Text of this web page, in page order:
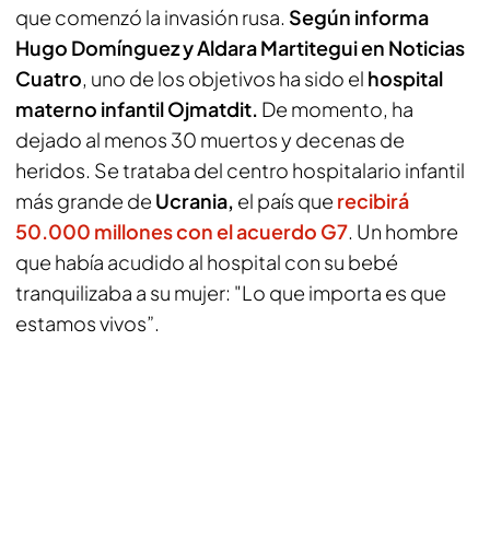
que comenzó la invasión rusa. Según informa
Hugo Domínguez y Aldara Martitegui en Noticias
Cuatro, uno de los objetivos ha sido el hospital
materno infantil Ojmatdit. De momento, ha
dejado al menos 30 muertos y decenas de
heridos. Se trataba del centro hospitalario infantil
más grande de Ucrania, el país que recibirá
50.000 millones con el acuerdo G7. Un hombre
que había acudido al hospital con su bebé
tranquilizaba a su mujer: "Lo que importa es que
estamos vivos”.